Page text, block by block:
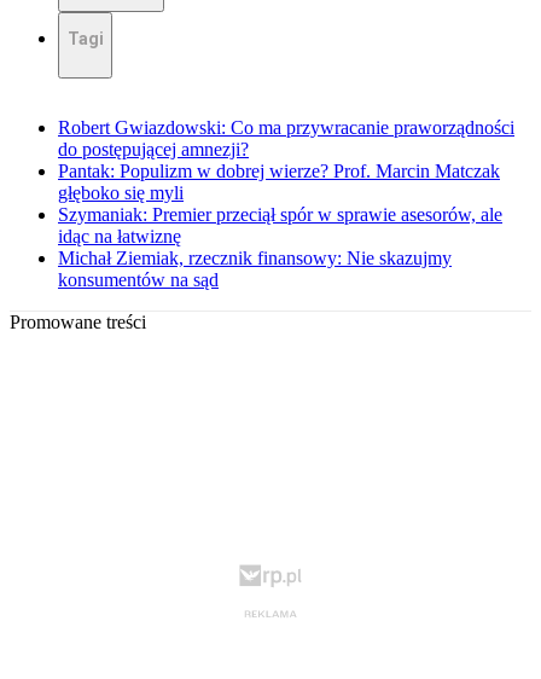
Tagi
Robert Gwiazdowski: Co ma przywracanie praworządności
do postępującej amnezji?
Pantak: Populizm w dobrej wierze? Prof. Marcin Matczak
głęboko się myli
Szymaniak: Premier przeciął spór w sprawie asesorów, ale
idąc na łatwiznę
Michał Ziemiak, rzecznik finansowy: Nie skazujmy
konsumentów na sąd
Promowane treści